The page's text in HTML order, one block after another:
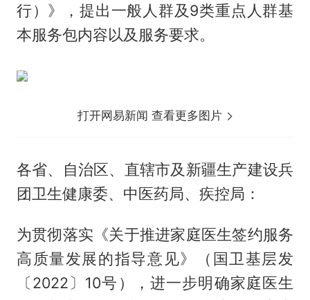
行）》，提出一般人群及9类重点人群基
本服务包内容以及服务要求。
打开网易新闻 查看更多图片
各省、自治区、直辖市及新疆生产建设兵
团卫生健康委、中医药局、疾控局：
为贯彻落实《关于推进家庭医生签约服务
高质量发展的指导意见》（国卫基层发
〔2022〕10号），进一步明确家庭医生